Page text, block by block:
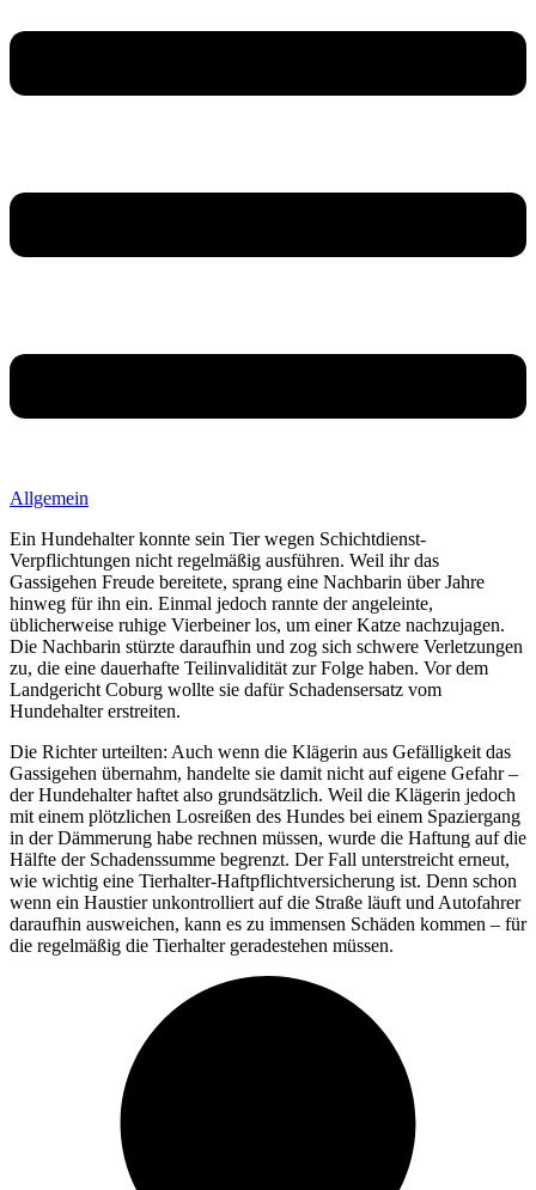
Allgemein
Ein Hundehalter konnte sein Tier wegen Schichtdienst-
Verpflichtungen nicht regelmäßig ausführen. Weil ihr das
Gassigehen Freude bereitete, sprang eine Nachbarin über Jahre
hinweg für ihn ein. Einmal jedoch rannte der angeleinte,
üblicherweise ruhige Vierbeiner los, um einer Katze nachzujagen.
Die Nachbarin stürzte daraufhin und zog sich schwere Verletzungen
zu, die eine dauerhafte Teilinvalidität zur Folge haben. Vor dem
Landgericht Coburg wollte sie dafür Schadensersatz vom
Hundehalter erstreiten.
Die Richter urteilten: Auch wenn die Klägerin aus Gefälligkeit das
Gassigehen übernahm, handelte sie damit nicht auf eigene Gefahr –
der Hundehalter haftet also grundsätzlich. Weil die Klägerin jedoch
mit einem plötzlichen Losreißen des Hundes bei einem Spaziergang
in der Dämmerung habe rechnen müssen, wurde die Haftung auf die
Hälfte der Schadenssumme begrenzt. Der Fall unterstreicht erneut,
wie wichtig eine Tierhalter-Haftpflichtversicherung ist. Denn schon
wenn ein Haustier unkontrolliert auf die Straße läuft und Autofahrer
daraufhin ausweichen, kann es zu immensen Schäden kommen – für
die regelmäßig die Tierhalter geradestehen müssen.